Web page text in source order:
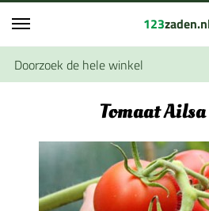
123
Tomaat